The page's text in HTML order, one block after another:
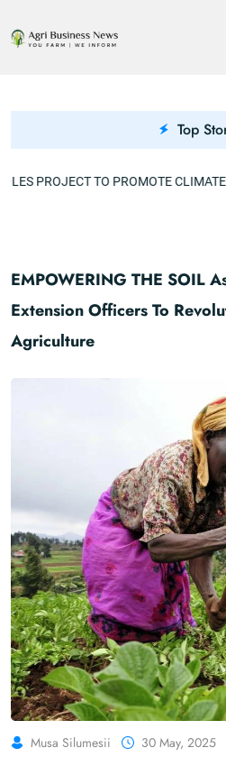
Top
US$40.8M BREFOLES PROJECT TO PROMOTE CLIMATE RESILIENCE
EMPOWERING THE SOIL
Extension Officers To
Agriculture
Musa Silumesii 30 May, 2025